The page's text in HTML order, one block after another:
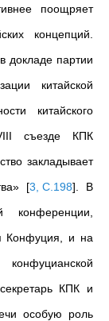
поощряет
концепций.
докладе партии
китайской
китайского
съезде КПК
закладывает
[3, С.198] . В
Конфуция, и на
КПК и
особую роль